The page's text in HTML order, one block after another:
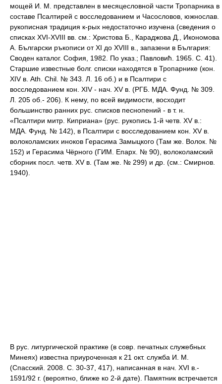
мощей И. М. представлен в месяцесловной части Тропарника в
составе Псалтирей с восследованием и Часословов, южнослав.
рукописная традиция к-рых недостаточно изучена (сведения о
списках XVI-XVIII вв. см.: Христова Б., Караджова Д., Икономова
А. Български ръкописи от XI до XVIII в., запазени в България:
Своден каталог. София, 1982. По указ.; Павловић. 1965. С. 41).
Старшие известные болг. списки находятся в Тропарнике (кон.
XIV в. Ath. Chil. № 343. Л. 16 об.) и в Псалтири с
восследованием кон. XIV - нач. XV в. (РГБ. МДА. Фунд. № 309.
Л. 205 об.- 206). К нему, по всей видимости, восходит
большинство ранних рус. списков песнопений - в т. н.
«Псалтири митр. Киприана» (рус. рукопись 1-й четв. XV в.:
МДА. Фунд. № 142), в Псалтири с восследованием кон. XV в.
волоколамских иноков Герасима Замыцкого (Там же. Волок. №
152) и Герасима Чёрного (ГИМ. Епарх. № 90), волоколамский
сборник посл. четв. XV в. (Там же. № 299) и др. (см.: Смирнов.
1940).
В рус. литургической практике (в совр. печатных служебных
Минеях) известна приуроченная к 21 окт. служба И. М.
(Спасский. 2008. С. 30-37, 417), написанная в нач. XVI в.-
1591/92 г. (вероятно, ближе ко 2-й дате). Памятник встречается